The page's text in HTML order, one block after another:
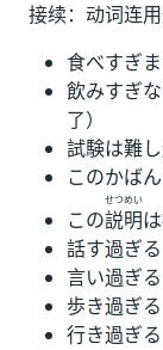
接续：动词连
食べすぎ
飲みすぎ
了）
試験は難
このかば
この説明
せつめい
話す過ぎる
言い過ぎる
歩き過ぎる
行き過ぎ